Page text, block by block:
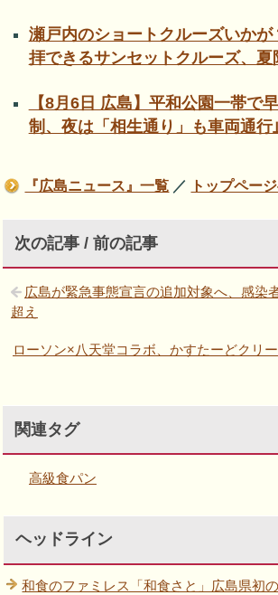
瀬戸内のショートクルーズいかが
拝できるサンセットクルーズ、夏
【8月6日 広島】平和公園一帯で
制、夜は「相生通り」も車両通行
『広島ニュース』一覧 ／ トップペー
次の記事 / 前の記事
広島が緊急事態宣言の追加対象へ、感染
超え
ローソン×八天堂コラボ、かすたーどクリ
関連タグ
高級食パン
ヘッドライン
和食のファミレス「和食さと」広島県初